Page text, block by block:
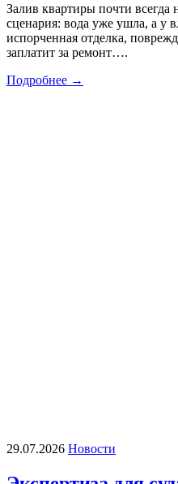
Залив квартиры почти всегда
сценария: вода уже ушла, а у
испорченная отделка,
заплатит за ремонт….
Подробнее →
29.07.2026 Новости